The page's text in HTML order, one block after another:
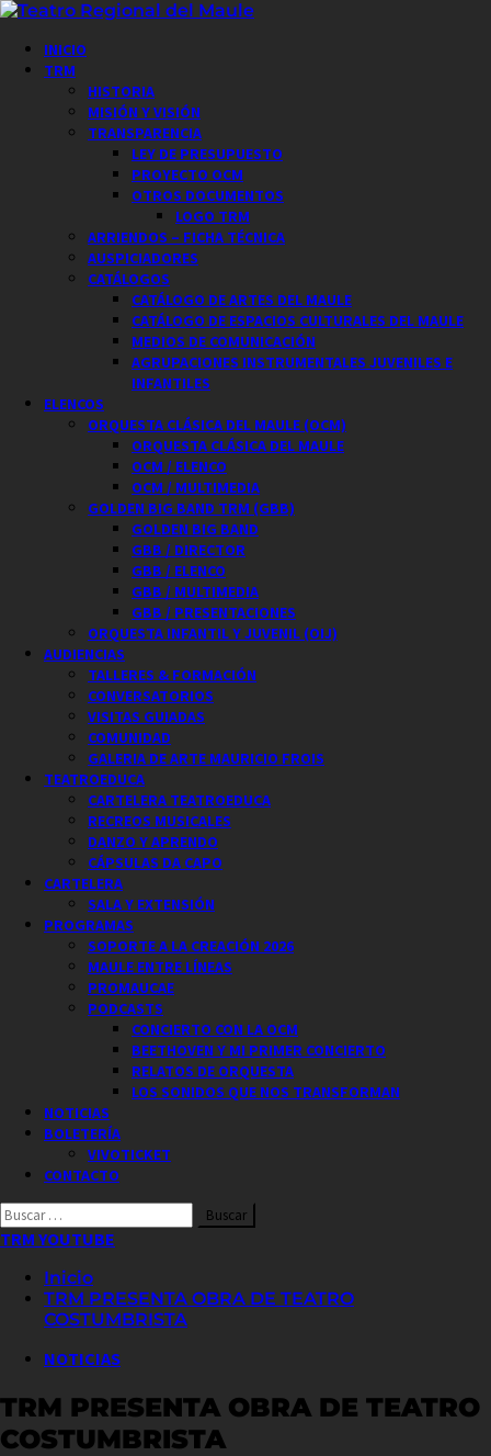
Saltar
contenido
Menú
principal
INICIO
TRM
HISTORIA
MISIÓN Y VISIÓN
TRANSPARENCIA
LEY DE PRESUPUESTO
PROYECTO OCM
OTROS DOCUMENTOS
LOGO TRM
ARRIENDOS – FICHA TÉCNICA
AUSPICIADORES
CATÁLOGOS
CATÁLOGO DE ARTES DEL MAULE
CATÁLOGO DE ESPACIOS CULTURALES DEL MAULE
MEDIOS DE COMUNICACIÓN
AGRUPACIONES INSTRUMENTALES JUVENILES E
INFANTILES
ELENCOS
ORQUESTA CLÁSICA DEL MAULE (OCM)
ORQUESTA CLÁSICA DEL MAULE
OCM / ELENCO
OCM / MULTIMEDIA
GOLDEN BIG BAND TRM (GBB)
GOLDEN BIG BAND
GBB / DIRECTOR
GBB / ELENCO
GBB / MULTIMEDIA
GBB / PRESENTACIONES
ORQUESTA INFANTIL Y JUVENIL (OIJ)
AUDIENCIAS
TALLERES & FORMACIÓN
CONVERSATORIOS
VISITAS GUIADAS
COMUNIDAD
GALERIA DE ARTE MAURICIO FROIS
TEATROEDUCA
CARTELERA TEATROEDUCA
RECREOS MUSICALES
DANZO Y APRENDO
CÁPSULAS DA CAPO
CARTELERA
SALA Y EXTENSIÓN
PROGRAMAS
SOPORTE A LA CREACIÓN 2026
MAULE ENTRE LÍNEAS
PROMAUCAE
PODCASTS
CONCIERTO CON LA OCM
BEETHOVEN Y MI PRIMER CONCIERTO
RELATOS DE ORQUESTA
LOS SONIDOS QUE NOS TRANSFORMAN
NOTICIAS
BOLETERÍA
VIVOTICKET
CONTACTO
Buscar
por:
TRM YOUTUBE
Inicio
TRM PRESENTA OBRA DE TEATRO
COSTUMBRISTA
NOTICIAS
TRM PRESENTA OBRA DE TEATRO
COSTUMBRISTA